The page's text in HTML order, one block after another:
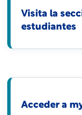
Visita la
estudiantes
Acceder a